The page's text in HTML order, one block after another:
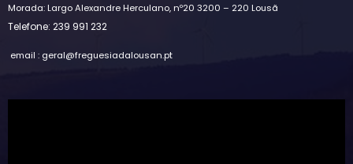
Morada: Largo Alexandre Herculano, nº20 3200 – 220 Lousã
Telefone: 239 991 232
email : geral@freguesiadalousan.pt